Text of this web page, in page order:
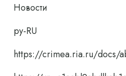
Новости
ру-RU
https://crimea.ria.ru/docs/